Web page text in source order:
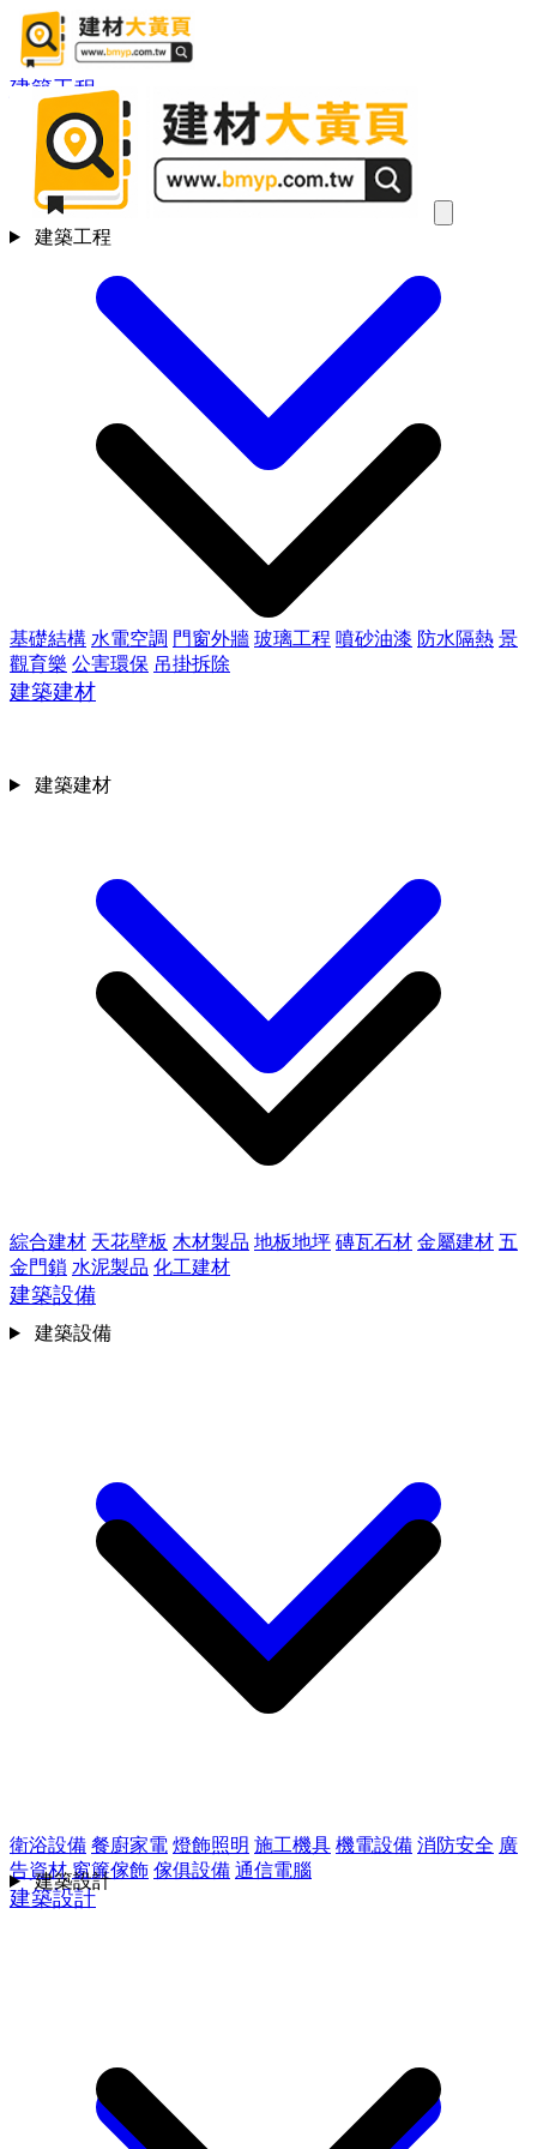
建築工程
基礎結構 水電空調 門窗外牆 玻璃工程 噴砂油漆 防水隔熱 景
觀育樂 公害環保 吊掛拆除
建築建材
綜合建材 天花壁板 木材製品 地板地坪 磚瓦石材 金屬建材 五
金門鎖 水泥製品 化工建材
建築設備
衛浴設備 餐廚家電 燈飾照明 施工機具 機電設備 消防安全 廣
告資材 窗簾傢飾 傢俱設備 通信電腦
建築設計
建築工程
建築建材
建築設備
建築設計